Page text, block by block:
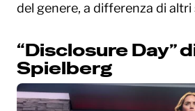
del genere, a differenza di altri
“Disclosure Day”
Spielberg